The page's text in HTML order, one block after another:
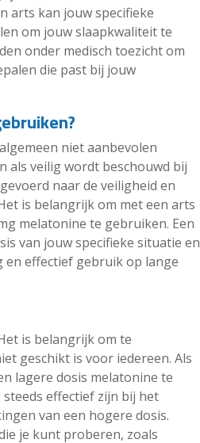
arts kan jouw specifieke
om jouw slaapkwaliteit te
onder medisch toezicht om
die past bij jouw
niet aanbevolen
als veilig wordt beschouwd bij
naar de veiligheid en
is belangrijk om met een arts
melatonine te gebruiken. Een
van jouw specifieke situatie en
en effectief gebruik op lange
is belangrijk om te
geschikt is voor iedereen. Als
lagere dosis melatonine te
effectief zijn bij het
van een hogere dosis.
je kunt proberen, zoals